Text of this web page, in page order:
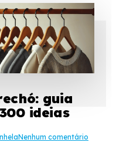
guia
ideias
Nenhum comentário